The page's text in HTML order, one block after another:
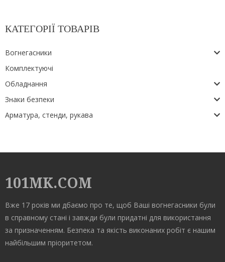
КАТЕГОРІЇ ТОВАРІВ
Вогнегасники
Комплектуючі
Обладнання
Знаки безпеки
Арматура, стенди, рукава
101MK.COM
Вже 17 років ми дбаємо про те, щоб Ваші вогнегасники були
в справному стані і завжди були придатні для використання
за призначенням. Безпека та якість виконаних робіт є нашим
найбільшим пріоритетом.